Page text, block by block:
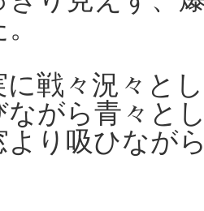
に戦々況々と
ながら青々と
より吸ひなが